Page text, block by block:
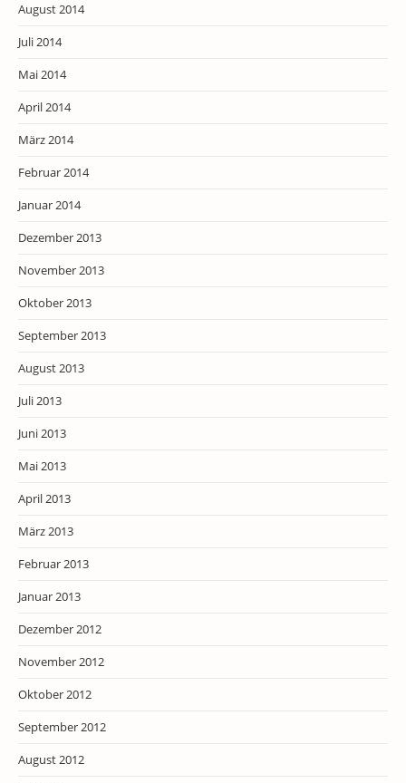
August 2014
Juli 2014
Mai 2014
April 2014
März 2014
Februar 2014
Januar 2014
Dezember 2013
November 2013
Oktober 2013
September 2013
August 2013
Juli 2013
Juni 2013
Mai 2013
April 2013
März 2013
Februar 2013
Januar 2013
Dezember 2012
November 2012
Oktober 2012
September 2012
August 2012